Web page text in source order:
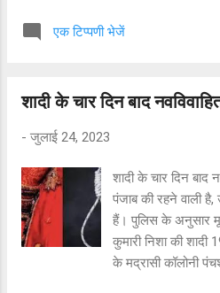
पुलिस ने आवश्यक
चंडीगढ़ पुलिस में
गांव मांडी जिला
साहिल इस समय
संतोष के साथ हैदरपुर
से राकेश का विवाद
कोर्ट के माध्यम से
डालकर खर्च ले रही
एक टिप्पणी भेजें
शादी के चार दिन बाद
- जुलाई 24, 2023
शादी के चार दिन बाद
पंजाब की रहने वाली
हैं। पुलिस के अनुसार
कुमारी निशा की
के मद्रासी कॉलोनी